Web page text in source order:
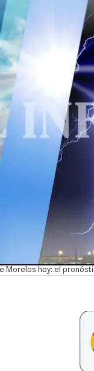
Morelos hoy: el